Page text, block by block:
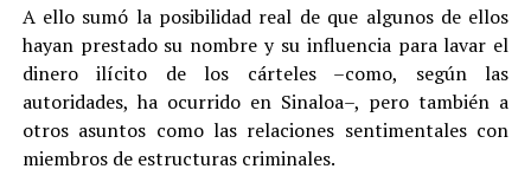
A ello sumó la posibilidad real de que algunos de ellos
hayan prestado su nombre y su influencia para lavar el
dinero ilícito de los cárteles –como, según las
autoridades, ha ocurrido en Sinaloa–, pero también a
otros asuntos como las relaciones sentimentales con
miembros de estructuras criminales.